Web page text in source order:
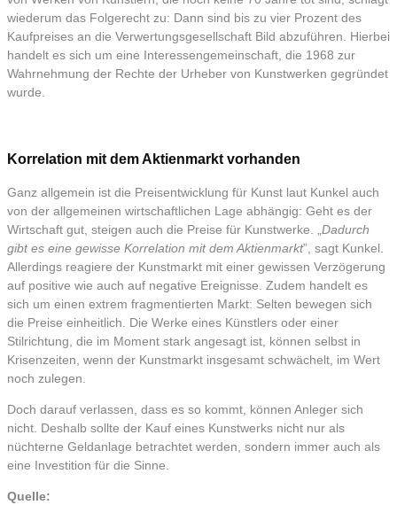
wiederum das Folgerecht zu: Dann sind bis zu vier Prozent des
Kaufpreises an die Verwertungsgesellschaft Bild abzuführen. Hierbei
handelt es sich um eine Interessengemeinschaft, die 1968 zur
Wahrnehmung der Rechte der Urheber von Kunstwerken gegründet
wurde.
Korrelation mit dem Aktienmarkt vorhanden
Ganz allgemein ist die Preisentwicklung für Kunst laut Kunkel auch
von der allgemeinen wirtschaftlichen Lage abhängig: Geht es der
Wirtschaft gut, steigen auch die Preise für Kunstwerke. „ Dadurch
gibt es eine gewisse Korrelation mit dem Aktienmarkt”, sagt Kunkel.
Allerdings reagiere der Kunstmarkt mit einer gewissen Verzögerung
auf positive wie auch auf negative Ereignisse. Zudem handelt es
sich um einen extrem fragmentierten Markt: Selten bewegen sich
die Preise einheitlich. Die Werke eines Künstlers oder einer
Stilrichtung, die im Moment stark angesagt ist, können selbst in
Krisenzeiten, wenn der Kunstmarkt insgesamt schwächelt, im Wert
noch zulegen.
Doch darauf verlassen, dass es so kommt, können Anleger sich
nicht. Deshalb sollte der Kauf eines Kunstwerks nicht nur als
nüchterne Geldanlage betrachtet werden, sondern immer auch als
eine Investition für die Sinne.
Quelle: